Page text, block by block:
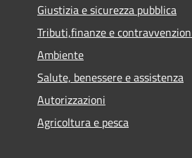
Giustizia e sicurezza pubblica
Tributi,finanze e
Ambiente
Salute, benessere e assistenza
Autorizzazioni
Agricoltura e pesca